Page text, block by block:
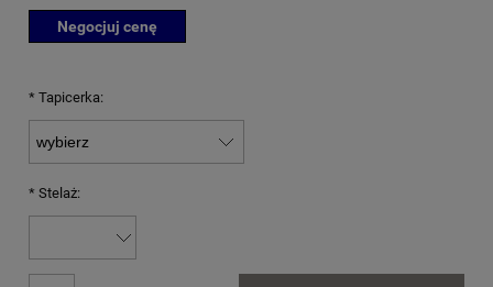
Negocjuj cenę
* Tapicerka:
* Stelaż: